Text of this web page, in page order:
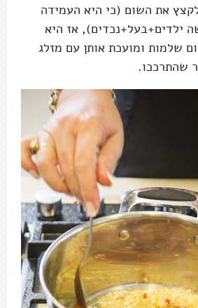
את השום (כי היא העמידה
ילדים+בעל+נכדים), אז היא
שלמות ומועכת אותן עם מזלג
שהתרככו.